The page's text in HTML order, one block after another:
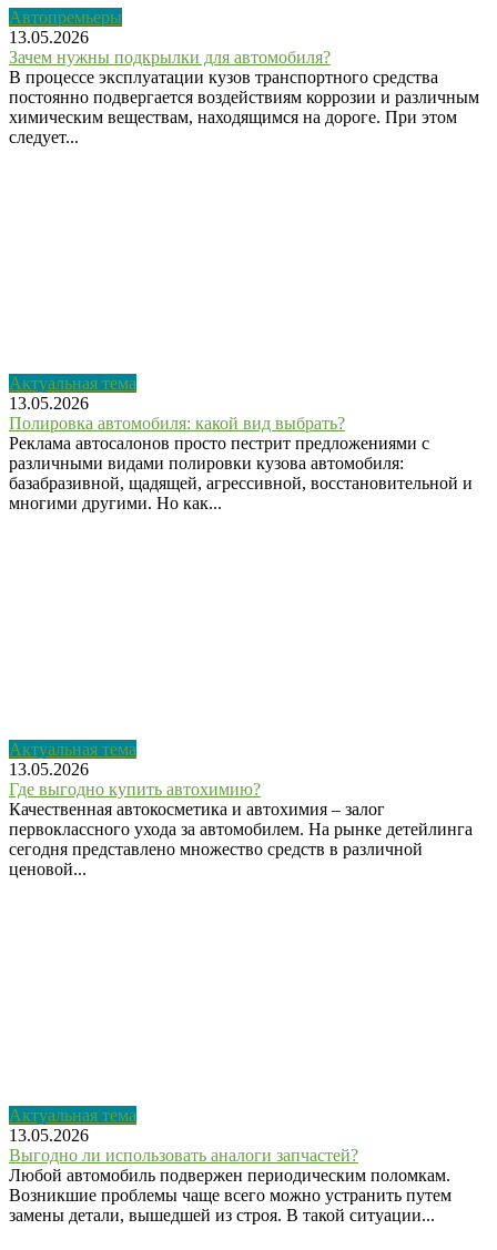
Автопремьеры
13.05.2026
Зачем нужны подкрылки для автомобиля?
В процессе эксплуатации кузов транспортного средства
постоянно подвергается воздействиям коррозии и различным
химическим веществам, находящимся на дороге. При этом
следует...
Актуальная тема
13.05.2026
Полировка автомобиля: какой вид выбрать?
Реклама автосалонов просто пестрит предложениями с
различными видами полировки кузова автомобиля:
базабразивной, щадящей, агрессивной, восстановительной и
многими другими. Но как...
Актуальная тема
13.05.2026
Где выгодно купить автохимию?
Качественная автокосметика и автохимия – залог
первоклассного ухода за автомобилем. На рынке детейлинга
сегодня представлено множество средств в различной
ценовой...
Актуальная тема
13.05.2026
Выгодно ли использовать аналоги запчастей?
Любой автомобиль подвержен периодическим поломкам.
Возникшие проблемы чаще всего можно устранить путем
замены детали, вышедшей из строя. В такой ситуации...